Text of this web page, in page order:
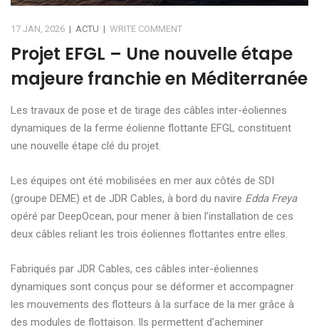
17 JAN, 2026 | ACTU | WRITE COMMENT
Projet EFGL – Une nouvelle étape
majeure franchie en Méditerranée
Les travaux de pose et de tirage des câbles inter-éoliennes
dynamiques de la ferme éolienne flottante EFGL constituent
une nouvelle étape clé du projet.
Les équipes ont été mobilisées en mer aux côtés de SDI
(groupe DEME) et de JDR Cables, à bord du navire Edda Freya
opéré par DeepOcean, pour mener à bien l’installation de ces
deux câbles reliant les trois éoliennes flottantes entre elles.
Fabriqués par JDR Cables, ces câbles inter-éoliennes
dynamiques sont conçus pour se déformer et accompagner
les mouvements des flotteurs à la surface de la mer grâce à
des modules de flottaison. Ils permettent d’acheminer